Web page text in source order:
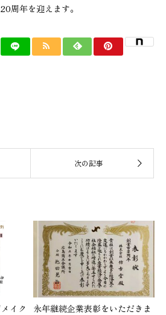
周年を迎えます。
イク
永年継続企業表彰をいただきま